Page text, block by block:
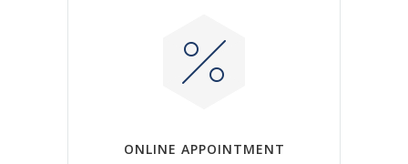
ONLINE APPOINTMENT